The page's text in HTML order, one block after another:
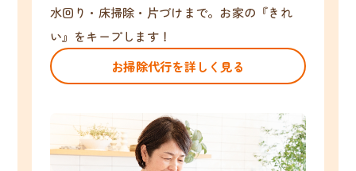
水回り・床掃除・片づけまで。お家の『きれ
い』をキープします！
お掃除代行を詳しく見る